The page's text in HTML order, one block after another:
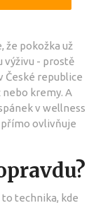
že pokožka už
výživu - prostě
České republice
kremy. A
v wellness
ovlivňuje
to technika, kde